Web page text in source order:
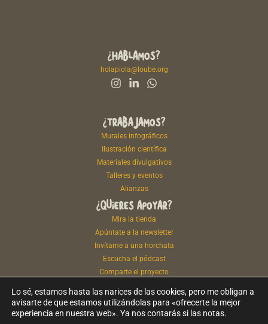
¿HABLAMOS?
holapiola@loube.org
¿TRABAJAMOS?
Murales infográficos
Ilustración científica
Materiales divulgativos
Talleres y eventos
Alianzas
¿QUIERES APOYAR?
Mira la tienda
Apúntate a la newsletter
Invítame a una horchata
Escucha el pódcast
Comparte el proyecto
Lo sé, estamos hasta las narices de las cookies, pero me obligan a
avisarte de que estamos utilizándolas para «ofrecerte la mejor
experiencia en nuestra web». Ya nos contarás si las notas.